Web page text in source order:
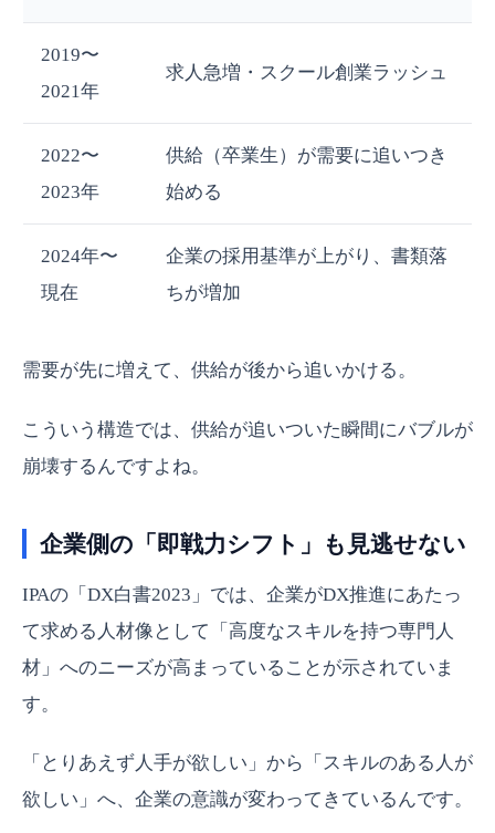
2019〜
2021年
求人急増・スクール創業ラッシュ
2022〜
2023年
供給（卒業生）が需要に追いつき
始める
2024年〜
現在
企業の採用基準が上がり、書類落
ちが増加
需要が先に増えて、供給が後から追いかける。
こういう構造では、供給が追いついた瞬間にバブルが
崩壊するんですよね。
企業側の「即戦力シフト」も見逃せない
IPAの「DX白書2023」では、企業がDX推進にあたっ
て求める人材像として「高度なスキルを持つ専門人
材」へのニーズが高まっていることが示されていま
す。
「とりあえず人手が欲しい」から「スキルのある人が
欲しい」へ、企業の意識が変わってきているんです。